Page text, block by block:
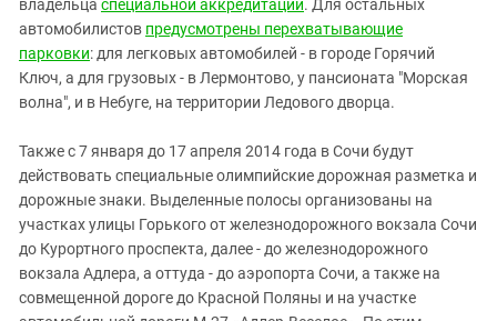
владельца специальной аккредитации. Для остальных
автомобилистов предусмотрены перехватывающие
парковки: для легковых автомобилей - в городе Горячий
Ключ, а для грузовых - в Лермонтово, у пансионата "Морская
волна", и в Небуге, на территории Ледового дворца.
Также с 7 января до 17 апреля 2014 года в Сочи будут
действовать специальные олимпийские дорожная разметка и
дорожные знаки. Выделенные полосы организованы на
участках улицы Горького от железнодорожного вокзала Сочи
до Курортного проспекта, далее - до железнодорожного
вокзала Адлера, а оттуда - до аэропорта Сочи, а также на
совмещенной дороге до Красной Поляны и на участке